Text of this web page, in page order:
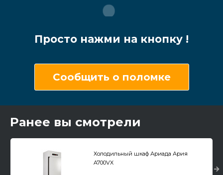
Просто нажми на кнопку !
Сообщить о поломке
Ранее вы смотрели
Холодильный шкаф Ариада Ария
A700VX